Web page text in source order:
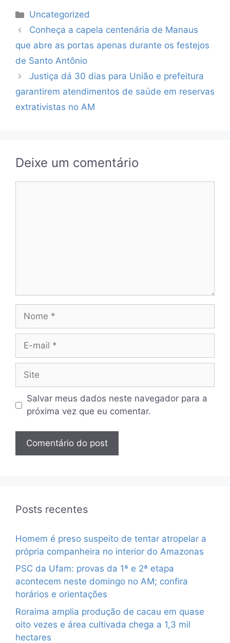
Categorias
Uncategorized
Conheça a capela centenária de Manaus
que abre as portas apenas durante os festejos
de Santo Antônio
Justiça dá 30 dias para União e prefeitura
garantirem atendimentos de saúde em reservas
extrativistas no AM
Deixe um comentário
Nome
Site
Salvar meus dados neste navegador para a
próxima vez que eu comentar.
Posts recentes
Homem é preso suspeito de tentar atropelar a
própria companheira no interior do Amazonas
PSC da Ufam: provas da 1ª e 2ª etapa
acontecem neste domingo no AM; confira
horários e orientações
Roraima amplia produção de cacau em quase
oito vezes e área cultivada chega a 1,3 mil
hectares